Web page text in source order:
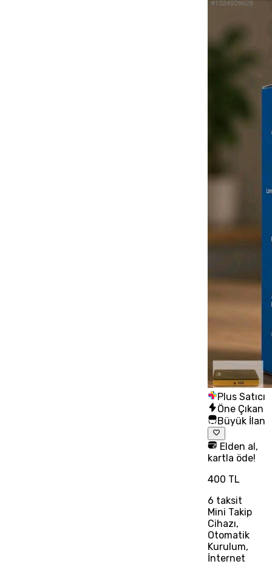
Plus Satıcı
Öne Çıkan
Büyük İlan
Elden al,
kartla öde!
400 TL
6 taksit
Mini Takip
Cihazı,
Otomatik
Kurulum,
İnternet